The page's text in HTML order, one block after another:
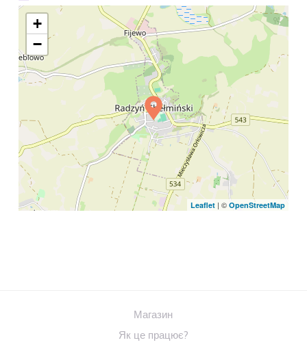
+
−
Leaflet| © OpenStreetMap
Магазин
Як це працює?